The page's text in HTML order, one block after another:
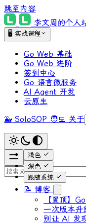
跳至内容
李文周的个人
🖥 实战课程
Go Web 基础
Go Web 进阶
签到中心
Go 语言微服务
AI Agent 开发
云原生
🐳 SoloSOP 🧑‍💻 关于
浅色
深色
跟随系统
📝 博客
【置顶】
一次版本升
别让 AI 发